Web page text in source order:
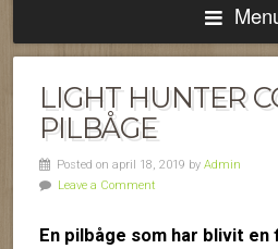
LIGHT HUNTER
PILBÅGE
Posted on april 18, 2019 by Admin
Leave a Comment
En pilbåge som har blivit